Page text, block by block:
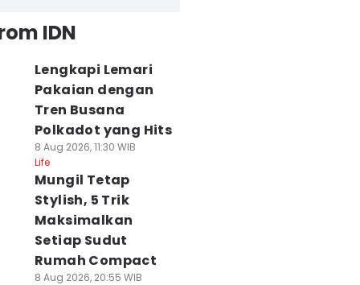
IDN
Lengkapi Lemari
Pakaian dengan
Tren Busana
Polkadot yang Hits
8 Aug 2026, 11:30 WIB
Life
Mungil Tetap
Stylish, 5 Trik
Maksimalkan
Setiap Sudut
Rumah Compact
8 Aug 2026, 20:55 WIB